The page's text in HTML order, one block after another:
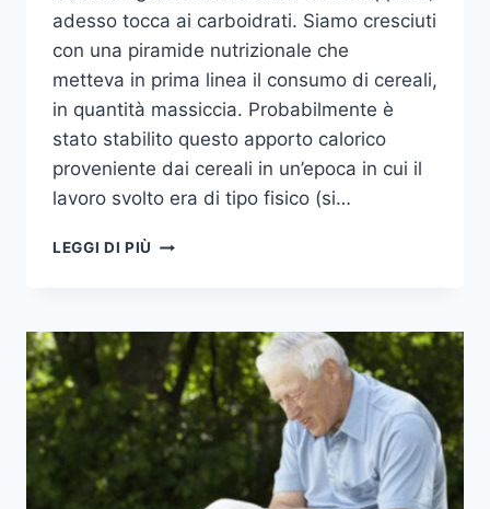
adesso tocca ai carboidrati. Siamo cresciuti
con una piramide nutrizionale che
metteva in prima linea il consumo di cereali,
in quantità massiccia. Probabilmente è
stato stabilito questo apporto calorico
proveniente dai cereali in un’epoca in cui il
lavoro svolto era di tipo fisico (si…
LEGGI DI PIÙ QUANTI